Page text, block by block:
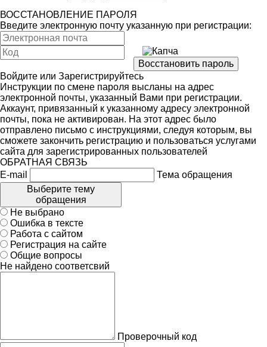
ВОССТАНОВЛЕНИЕ ПАРОЛЯ
Введите электронную почту указанную при регистрации:
Войдите или Зарегистрируйтесь
Инструкции по смене пароля высланы на адрес
электронной почты, указанный Вами при регистрации.
Аккаунт, привязанный к указанному адресу электронной
почты, пока не активирован. На этот адрес было
отправлено письмо с инструкциями, следуя которым, вы
сможете закончить регистрацию и пользоваться услугами
сайта для зарегистрированных пользователей
ОБРАТНАЯ СВЯЗЬ
E-mail
Тема обращения
Выберите тему
обращения
Не выбрано
Ошибка в тексте
Работа с сайтом
Регистрация на сайте
Общие вопросы
Не найдено соответсвий
Проверочный код